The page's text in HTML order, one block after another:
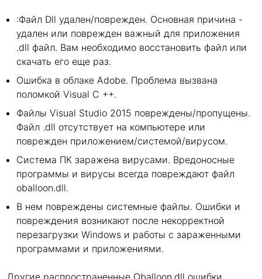
:Файл Dll удален/поврежден. Основная причина -
удален или поврежден важный для приложения
.dll файл. Вам необходимо восстановить файл или
скачать его еще раз.
Ошибка в облаке Adobe. Проблема вызвана
поломкой Visual C ++.
Файлы Visual Studio 2015 повреждены/пропущены.
Файл .dll отсутствует на компьютере или
поврежден приложением/системой/вирусом.
Система ПК заражена вирусами. Вредоносные
программы и вирусы всегда повреждают файл
oballoon.dll.
В нем повреждены системные файлы. Ошибки и
повреждения возникают после некорректной
перезагрузки Windows и работы с зараженными
программами и приложениями.
Другие распространенные Oballoon.dll ошибки